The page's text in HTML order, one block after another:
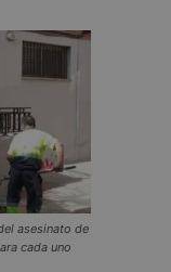
asesinato de
cada uno